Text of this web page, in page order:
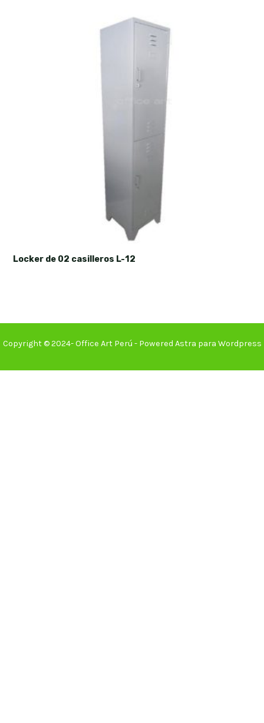
Locker de 02 casilleros L-12
Copyright © 2024- Office Art Perú - Powered Astra para Wordpress